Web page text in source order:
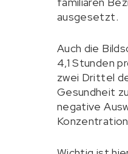
ausgesetzt.
Auch die
4,1 Stunden
zwei Drittel
Gesundheit
negative